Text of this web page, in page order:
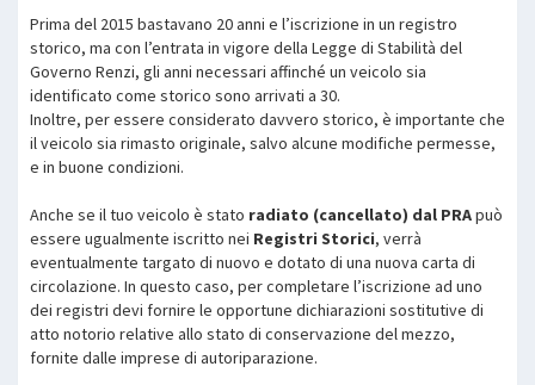
Prima del 2015 bastavano 20 anni e l’iscrizione in un registro
storico, ma con l’entrata in vigore della Legge di Stabilità del
Governo Renzi, gli anni necessari affinché un veicolo sia
identificato come storico sono arrivati a 30.
Inoltre, per essere considerato davvero storico, è importante che
il veicolo sia rimasto originale, salvo alcune modifiche permesse,
e in buone condizioni.
Anche se il tuo veicolo è stato radiato (cancellato) dal PRApuò
essere ugualmente iscritto nei Registri Storici, verrà
eventualmente targato di nuovo e dotato di una nuova carta di
circolazione. In questo caso, per completare l’iscrizione ad uno
dei registri devi fornire le opportune dichiarazioni sostitutive di
atto notorio relative allo stato di conservazione del mezzo,
fornite dalle imprese di autoriparazione.